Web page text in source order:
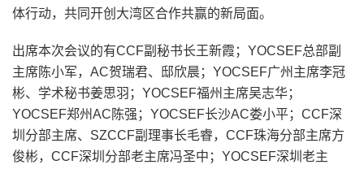
体行动，共同开创大湾区合作共赢的新局面。
出席本次会议的有CCF副秘书长王新霞；YOCSEF总部副
主席陈小军，AC贺瑞君、邸欣晨；YOCSEF广州主席李冠
彬、学术秘书姜思羽；YOCSEF福州主席吴志华；
YOCSEF郑州AC陈强；YOCSEF长沙AC娄小平；CCF深
圳分部主席、SZCCF副理事长毛睿，CCF珠海分部主席方
俊彬，CCF深圳分部老主席冯圣中；YOCSEF深圳老主